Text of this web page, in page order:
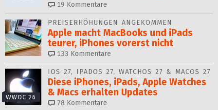
19 Kommentare
PREISERHÖHUNGEN ANGEKOMMEN
Apple macht MacBooks und iPads
teurer, iPhones vorerst nicht
133 Kommentare
WWDC 26
IOS 27, IPADOS 27, WATCHOS 27 & MACOS 27
Diese iPhones, iPads, Apple Watches
& Macs erhalten Updates
78 Kommentare